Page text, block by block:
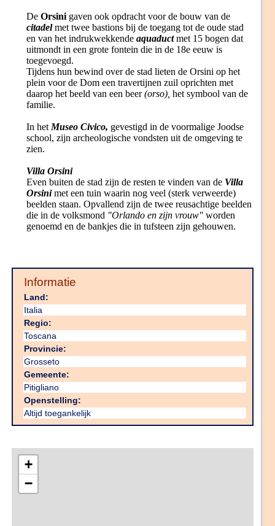
De Orsini gaven ook opdracht voor de bouw van de
citadelmet twee bastions bij de toegang tot de oude stad
en van het indrukwekkende aquaductmet 15 bogen dat
uitmondt in een grote fontein die in de 18e eeuw is
toegevoegd.
Tijdens hun bewind over de stad lieten de Orsini op het
plein voor de Dom een travertijnen zuil oprichten met
daarop het beeld van een beer(orso), het symbool van de
familie.
In het Museo Civico, gevestigd in de voormalige Joodse
school, zijn archeologische vondsten uit de omgeving te
zien.
Villa Orsini
Even buiten de stad zijn de resten te vinden van de Villa
Orsinimet een tuin waarin nog veel (sterk verweerde)
beelden staan. Opvallend zijn de twee reusachtige beelden
die in de volksmond "Orlando en zijn vrouw" worden
genoemd en de bankjes die in tufsteen zijn gehouwen.
Informatie
Land:
Italia
Regio:
Toscana
Provincie:
Grosseto
Gemeente:
Pitigliano
Openstelling:
Altijd toegankelijk
+
−